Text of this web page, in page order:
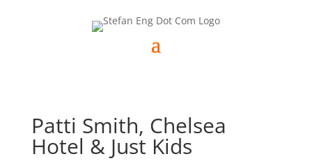
Patti Smith, Chelsea
Hotel & Just Kids